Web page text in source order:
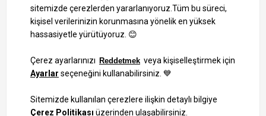
Bilgi Toplum Hizmetleri
KVKK Veri İşleme Politikamız
Site Haritası